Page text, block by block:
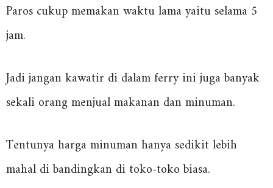
Paros cukup memakan waktu lama yaitu selama 5
jam.
Jadi jangan kawatir di dalam ferry ini juga banyak
sekali orang menjual makanan dan minuman.
Tentunya harga minuman hanya sedikit lebih
mahal di bandingkan di toko-toko biasa.